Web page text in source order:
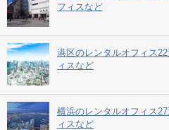
フィスなど
港区のレンタルオフィス
ィスなど
横浜のレンタルオフィス
ィスなど